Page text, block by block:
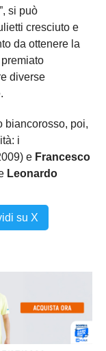
si può
cresciuto e
da ottenere la
diverse
biancorosso, poi,
i
e Francesco
Leonardo
su X